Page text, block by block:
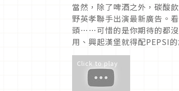
當然，除了啤酒之外，碳酸
野英孝聯手出演最新廣告。
頭……可惜的是你期待的都沒
用、興起漢堡就得配PEPSI的
Click to play